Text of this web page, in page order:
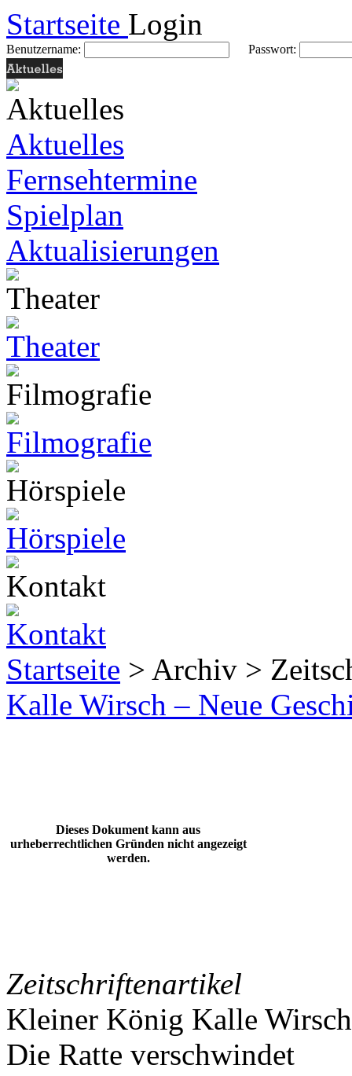
Startseite Login
Benutzername: Passwort:
Aktuelles
Fernsehtermine
Spielplan
Aktualisierungen
Startseite > Archiv >
Kalle Wirsch – Neue
Dieses Dokument kann aus
urheberrechtlichen Gründen nicht angezeigt
werden.
Zeitschriftenartikel
Kleiner König Kalle
Die Ratte verschwindet